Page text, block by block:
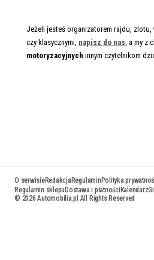
Jeżeli jesteś organizatorem rajdu, zlotu,
czy klasycznymi, napisz do nas, a my z
motoryzacyjnych innym czytelnikom
O serwisieRedakcjaRegulaminPolityka
Regulamin sklepuDostawa i płatnościKalendarz
© 2026 Automobilia.pl All Rights Reserved